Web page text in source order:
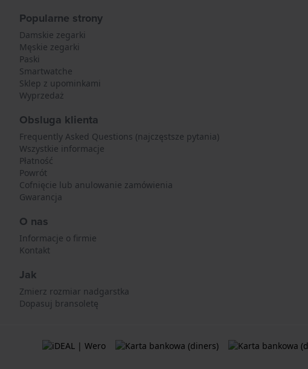
Popularne strony
Damskie zegarki
Męskie zegarki
Paski
Smartwatche
Sklep z upominkami
Wyprzedaż
Obsluga klienta
Frequently Asked Questions (najczęstsze pytania)
Wszystkie informacje
Płatność
Powrót
Cofnięcie lub anulowanie zamówienia
Gwarancja
O nas
Informacje o firmie
Kontakt
Jak
Zmierz rozmiar nadgarstka
Dopasuj bransoletę